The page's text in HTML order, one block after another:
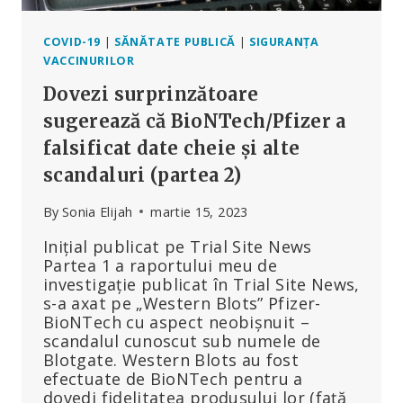
COVID-19 | SĂNĂTATE PUBLICĂ | SIGURANȚA
VACCINURILOR
Dovezi surprinzătoare
sugerează că BioNTech/Pfizer a
falsificat date cheie și alte
scandaluri (partea 2)
By Sonia Elijah martie 15, 2023
Inițial publicat pe Trial Site News
Partea 1 a raportului meu de
investigație publicat în Trial Site News,
s-a axat pe „Western Blots” Pfizer-
BioNTech cu aspect neobișnuit –
scandalul cunoscut sub numele de
Blotgate. Western Blots au fost
efectuate de BioNTech pentru a
dovedi fidelitatea produsului lor (față